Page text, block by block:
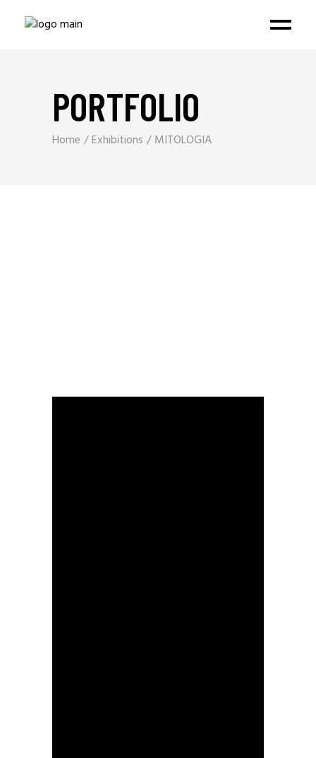
PORTFOLIO
Home Exhibitions MITOLOGIA